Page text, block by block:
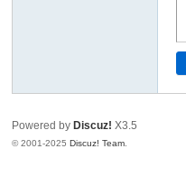
Powered by Discuz! X3.5
© 2001-2025Discuz! Team